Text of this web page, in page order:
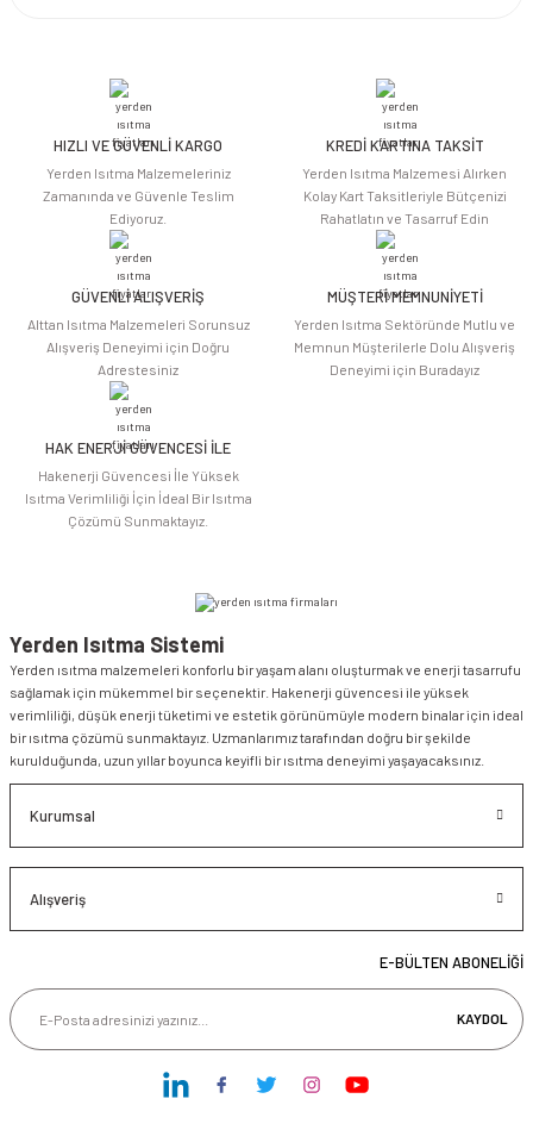
iletebilirsiniz.
Görüş ve önerileriniz için teşekkür ederiz.
Ürün açıklamasında eksik bilgiler bulunuyor.
Ürün bilgilerinde hatalar bulunuyor.
Ürün fiyatı diğer sitelerden daha pahalı.
Bu ürüne benzer farklı alternatifler olmalı.
HIZLI VE GÜVENLİ KARGO
Yerden Isıtma Malzemeleriniz
Zamanında ve Güvenle Teslim
Ediyoruz.
KREDİ KARTINA TAKSİT
Yerden Isıtma Malzemesi Alırken
Kolay Kart Taksitleriyle Bütçenizi
Rahatlatın ve Tasarruf Edin
GÜVENLİ ALIŞVERİŞ
Alttan Isıtma Malzemeleri Sorunsuz
Alışveriş Deneyimi için Doğru
Adrestesiniz
MÜŞTERİ MEMNUNİYETİ
Yerden Isıtma Sektöründe Mutlu ve
Memnun Müşterilerle Dolu Alışveriş
Deneyimi için Buradayız
HAK ENERJİ GÜVENCESİ İLE
Hakenerji Güvencesi İle Yüksek
Isıtma Verimliliği İçin İdeal Bir Isıtma
Çözümü Sunmaktayız.
Yerden Isıtma Sistemi
Yerden ısıtma malzemeleri konforlu bir yaşam alanı oluşturmak ve enerji tasarrufu
sağlamak için mükemmel bir seçenektir. Hakenerji güvencesi ile yüksek
verimliliği, düşük enerji tüketimi ve estetik görünümüyle modern binalar için ideal
bir ısıtma çözümü sunmaktayız. Uzmanlarımız tarafından doğru bir şekilde
kurulduğunda, uzun yıllar boyunca keyifli bir ısıtma deneyimi yaşayacaksınız.
Kurumsal
Alışveriş
E-BÜLTEN ABONELİĞİ
KAYDOL